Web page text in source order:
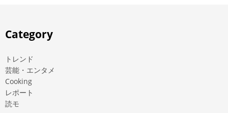
Category
トレンド
芸能・エンタメ
Cooking
レポート
読モ